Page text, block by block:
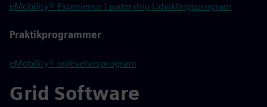
eMobility® Experience Leadership Udviklingsprogram
Praktikprogrammer
eMobility® oplevelsesprogram
Grid Software